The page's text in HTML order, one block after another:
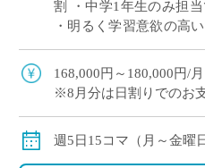
割 ・中学1年生のみ担
・明るく学習意欲の高
をご希望の方におすすめ
168,000円～180,000円/
※8月分は日割りでのお
◇交通費別途支給
週5日15コマ（月～金曜